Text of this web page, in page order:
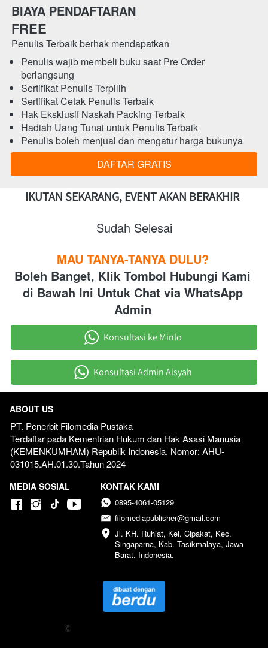
BIAYA PENDAFTARAN
FREE
Penulis Terbaik berhak mendapatkan
Penulis wajib membeli buku saat Pre Order
berlangsung
Sertifikat Penulis Terpilih
Sertifikat Cetak Penulis Terbaik
Hak Eksklusif Naskah Packing Terbaik
Hadiah Uang Tunai untuk Penulis Terbaik
Penulis boleh menjual dan mengatur harga bukunya
`DAFTAR GRATIS
IKUTAN SEKARANG, EVENT AKAN BERAKHIR
Sudah Selesai
MAU TANYA-TANYA DULU?
Boleh Banget, Klik Tombol Hubungi Kami
di Bawah Ini Untuk Chat via WhatsApp
Admin
` Konsultasi ke Minlo
` Konsultasi Admin Aisyah
ABOUT US
PT. Penerbit Filomedia Pustaka
Terdaftar pada Kementrian Hukum dan Hak Asasi Manusia
(KEMENKUMHAM) Republik Indonesia, Nomor: AHU-
031015.AH.01.30.Tahun 2024
MEDIA SOSIAL KONTAK KAMI
0895-4061-05129
filomediapublisher@gmail.com
Jl. KH. Ruhiat, Kel. Cipakat, Kec.
Singaparna, Kab. Tasikmalaya, Jawa
Barat. Indonesia.
2024 Penerbit Filomedia Pustaka - All Right